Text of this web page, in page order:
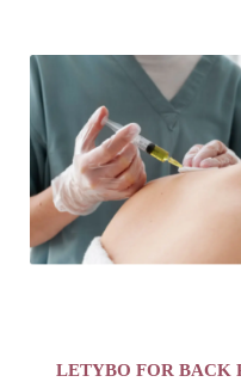
LETYBO FOR BACK